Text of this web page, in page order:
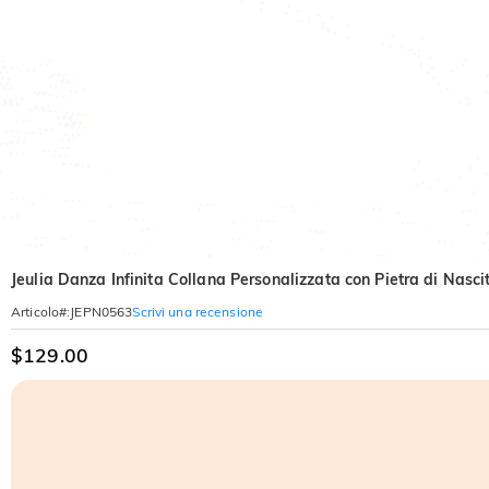
Jeulia Danza Infinita Collana Personalizzata con Pietra di
Articolo#: JEPN0563Scrivi una recensione
$129.00